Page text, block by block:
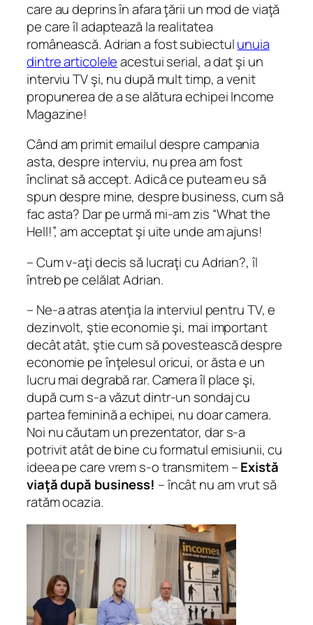
care au deprins în afara ţării un mod de viaţă
pe care îl adaptează la realitatea
românească. Adrian a fost subiectulunuia
dintre articoleleacestui serial, a dat şi un
interviu TV şi, nu după mult timp, a venit
propunerea de a se alătura echipei Income
Magazine!
Când am primit emailul despre campania
asta, despre interviu, nu prea am fost
înclinat să accept. Adică ce puteam eu să
spun despre mine, despre business, cum să
fac asta? Dar pe urmă mi-am zis “What the
Hell!”, am acceptat şi uite unde am ajuns!
– Cum v-aţi decis să lucraţi cu Adrian?, îl
întreb pe celălat Adrian.
– Ne-a atras atenţia la interviul pentru TV, e
dezinvolt, ştie economie şi, mai important
decât atât, ştie cum să povestească despre
economie pe înţelesul oricui, or ăsta e un
lucru mai degrabă rar. Camera îl place şi,
după cum s-a văzut dintr-un sondaj cu
partea feminină a echipei, nu doar camera.
Noi nu căutam un prezentator, dar s-a
potrivit atât de bine cu formatul emisiunii, cu
ideea pe care vrem s-o transmitem –Există
viaţă după business! – încât nu am vrut să
ratăm ocazia.